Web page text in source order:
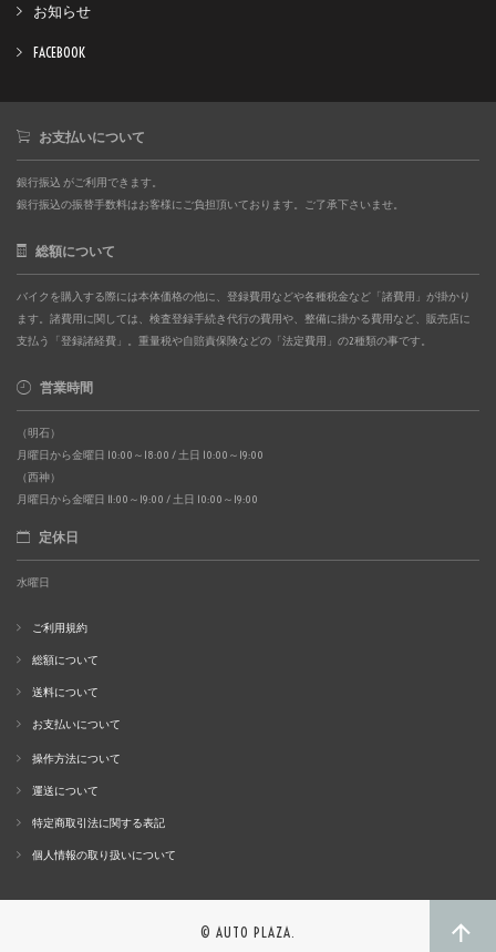
お知らせ
FACEBOOK
お支払いについて
銀行振込 がご利用できます。
銀行振込の振替手数料はお客様にご負担頂いております。ご了承下さいませ。
総額について
バイクを購入する際には本体価格の他に、登録費用などや各種税金など「諸費用」が掛かり
ます。諸費用に関しては、検査登録手続き代行の費用や、整備に掛かる費用など、販売店に
支払う「登録諸経費」。重量税や自賠責保険などの「法定費用」の2種類の事です。
営業時間
（明石）
月曜日から金曜日 10:00～18:00 / 土日 10:00～19:00
（西神）
月曜日から金曜日 11:00～19:00 / 土日 10:00～19:00
定休日
水曜日
ご利用規約
総額について
送料について
お支払いについて
操作方法について
運送について
特定商取引法に関する表記
個人情報の取り扱いについて
© AUTO PLAZA.